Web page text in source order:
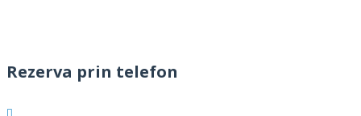
Rezerva prin telefon